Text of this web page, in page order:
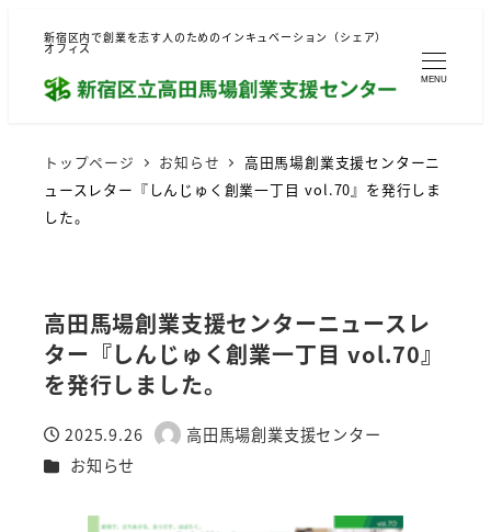
新宿区内で創業を志す人のためのインキュベーション（シェア）
オフィス
MENU
トップページ お知らせ
高田馬場創業支援センターニ
ュースレター『しんじゅく創業一丁目 vol.70』を発行しま
した。
高田馬場創業支援センターニュースレ
ター『しんじゅく創業一丁目 vol.70』
を発行しました。
投稿日
2025.9.26
著
高田馬場創業支援センター
カテゴリー
お知らせ